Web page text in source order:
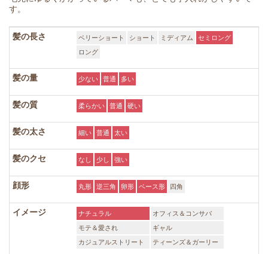
す。
髪の長さ ベリーショート ショート ミディアム
セミロング
ロング
髪の量 少ない 普通 多い
髪の質 柔らかい 普通 硬い
髪の太さ 細い 普通 太い
髪のクセ なし 少し 強い
顔形 丸形 逆三角 卵形 ベース形 四角
イメージ ナチュラル
オフィス＆コンサバ
モテ＆愛され
ギャル
カジュアルストリート
ティーンズ＆ガーリー